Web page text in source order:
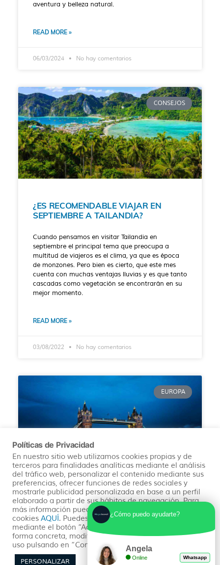
aventura y belleza natural.
READ MORE »
06/03/2024 No hay comentarios
CONSEJOS
¿ES RECOMENDABLE VIAJAR EN
SEPTIEMBRE A TAILANDIA?
Cuando pensamos en visitar Tailandia en
septiembre el principal tema que preocupa a
multitud de viajeros es el clima, ya que es época
de monzones. Pero bien es cierto, que este mes
cuenta con muchas ventajas lluvias y es que tanto
cascadas como vegetación se encontrarán en su
mejor momento.
READ MORE »
03/08/2022 No hay comentarios
EUROPA
QUE VER Y HACER EN LONDRES – TU
GUIA DE LONDRES
¿Es pensar en tu viaje a Londres y sentir que no te
da tiempo a visitarlo? te ayudamos con esta guía
de los 10 lugares más imprescindibles
Políticas de Privacidad
En nuestro sitio web utilizamos cookies propias y de
terceros para finalidades analíticas mediante el análisis
del tráfico web, personalizar el contenido mediante sus
preferencias, ofrecer funciones de redes sociales y
mostrarle publicidad personalizada en base a un perfil
elaborado a partir de sus hábitos de navegación. Para
más información puedes consultar nuestra política de
cookies AQUÍ. Puedes aceptar todas las cookies
mediante el botón “Aceptar” o puedes aceptarlas de
forma concreta, modificar su selección o rechazar su
uso pulsando en “Configuración de Privacidad”.
PERSONALIZAR
¿Cómo puedo ayudarte?
Angela
Online Whatsapp